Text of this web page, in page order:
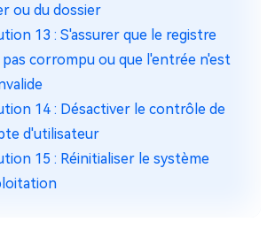
ou du dossier
13 : S'assurer que le registre
pas corrompu ou que l'entrée n'est
14 : Désactiver le contrôle de
d'utilisateur
15 : Réinitialiser le système